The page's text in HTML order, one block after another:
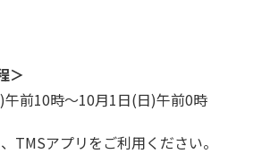
＞
前10時〜10月1日(日)午前0時
TMSアプリをご利用ください。